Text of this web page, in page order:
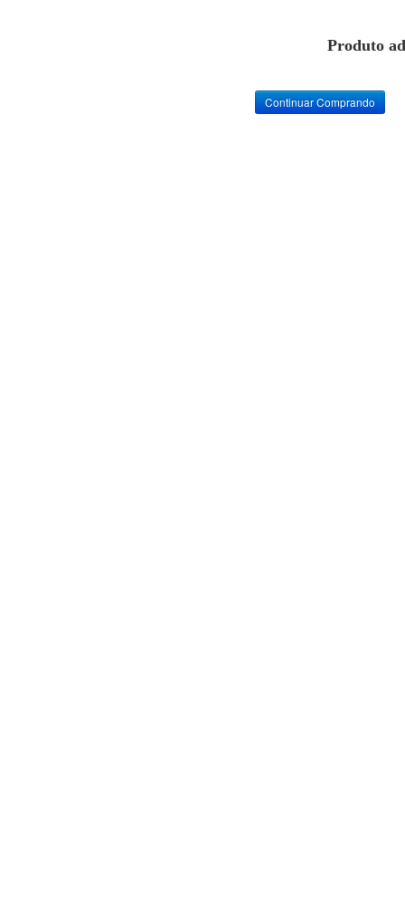
Produto
Continuar Comprando